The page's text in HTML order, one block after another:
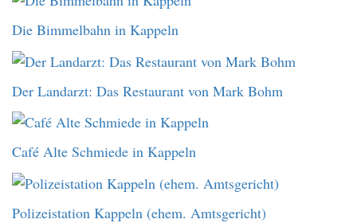
Die Bimmelbahn in Kappeln
Der Landarzt: Das Restaurant von Mark Bohm
Café Alte Schmiede in Kappeln
Polizeistation Kappeln (ehem. Amtsgericht)